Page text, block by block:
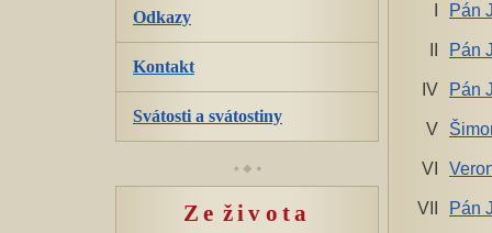
Pán
Pán
IV Pán
V
VI
VII Pán
Odkazy
Kontakt
Svátosti a svátostiny
Ze života